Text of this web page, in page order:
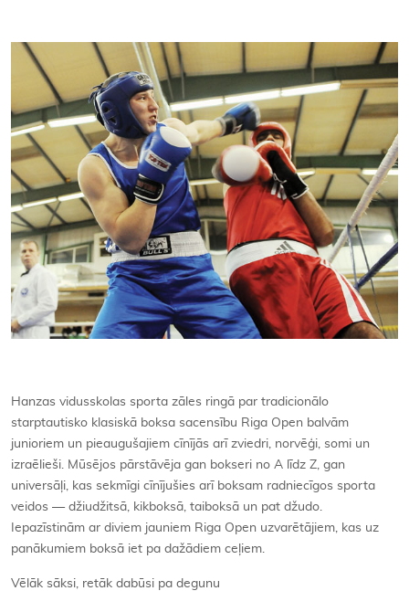
Hanzas vidusskolas sporta zāles ringā par tradicionālo
starptautisko klasiskā boksa sacensību Riga Open balvām
junioriem un pieaugušajiem cīnījās arī zviedri, norvēģi, somi un
izraēlieši. Mūsējos pārstāvēja gan bokseri no A līdz Z, gan
universāļi, kas sekmīgi cīnījušies arī boksam radniecīgos sporta
veidos — džiudžitsā, kikboksā, taiboksā un pat džudo.
Iepazīstinām ar diviem jauniem Riga Open uzvarētājiem, kas uz
panākumiem boksā iet pa dažādiem ceļiem.
Vēlāk sāksi, retāk dabūsi pa degunu